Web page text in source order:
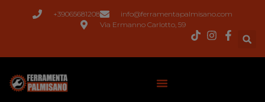
+39065681208
info@ferramentapalmisano.com
Via Ermanno Carlotto, 59